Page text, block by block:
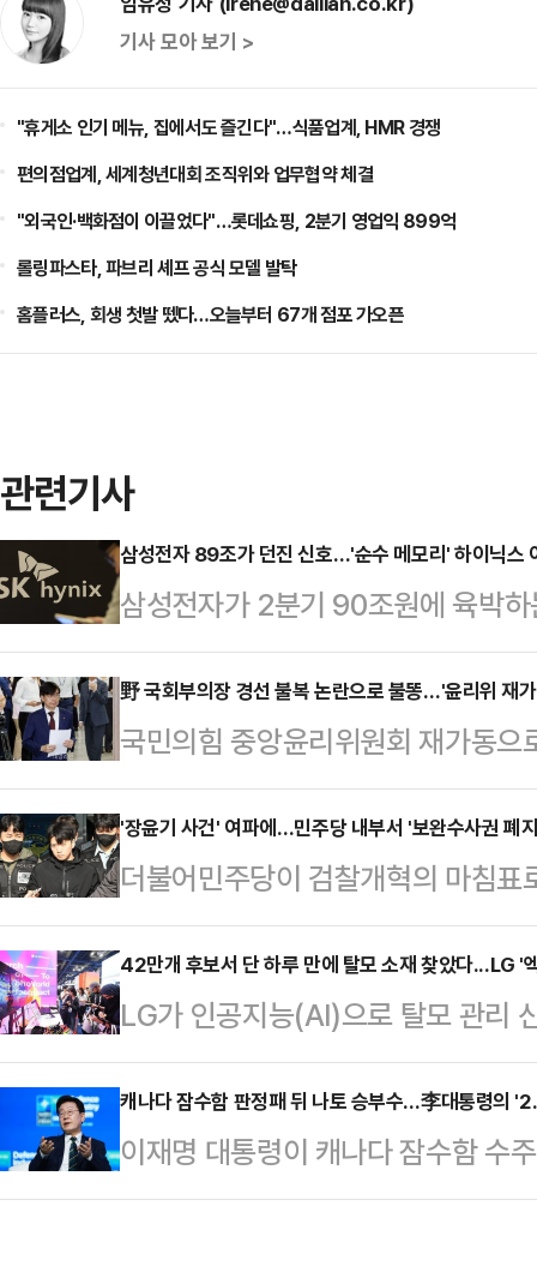
기사 모아 보기 >
"휴게소 인기 메뉴, 집에서도 즐긴다"…식품업계, HMR 경쟁
편의점업계, 세계청년대회 조직위와 업무협약 체결
"외국인·백화점이 이끌었다"…롯데쇼핑, 2분기 영업익 899억
롤링파스타, 파브리 셰프 공식 모델 발탁
홈플러스, 회생 첫발 뗐다…오늘부터 67개 점포 가오픈
관련기사
삼성전자 89조가 던진 신호…'순수 메모리' 하이닉스
삼성전자가 2분기 90조원에 육박
기대감도 함께 높아지고 있다. 삼성
히 메모리 부문에서 발생한 것으로
다 HBM 매출 비중이 높고 메모리
영되는 구조인 만큼, 2분기 영업이
이 나온다.9일 업계와 증권가에 따
이익 컨센서스는 65조원대 중반 수
근 시장 기대치를 …
野 국회부의장 경선 불복 논란으로 불똥…'윤리위 재
국민의힘 중앙윤리위원회 재가동
지는 모양새다. 친한(친한동훈)계
선 불복 사태까지 불거졌기 때문이
에 우려가 나오고 있다.조경태 의
에 장 대표에 대한 징계 요청서를
벌였다는 주장인데, 지난 전당대회
다고 밝혔지만 약속을 이행하지 않
는 행위"라고 설명했…
'장윤기 사건' 여파에…민주당 내부서 '보완수사권 폐
더불어민주당이 검찰개혁의 마침
당론이 최근 발생한 '광주 여고생
센 격론에 휩싸일 전망이다. 경찰의
아낸 사실이 드러나면서, 제도 폐지
신중론이 고개를 들고 있어서다. 특
서 당내 세력 대결과 여야 대치 전
민주당 의원은 8일 페이스북에 "검
는 반대한다"면서…
42만개 후보서 단 하루 만에 탈모 소재 찾았다...LG '
LG가 인공지능(AI)으로 탈모 관리
종목을 매일 분석하는 사례를 공개
에 그치지 않고 신소재 발굴, 금융
용하고 있다는 점을 강조한 것이다
코엑스에서 열리는 국제머신러닝
캐나다 잠수함 판정패 뒤 나토 승부수…李대통령의
이재명 대통령이 캐나다 잠수함 수
무대에서 '한-나토 방위산업 파트